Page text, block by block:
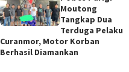
Moutong
Tangkap Dua
Terduga Pelaku
Curanmor, Motor Korban
Berhasil Diamankan